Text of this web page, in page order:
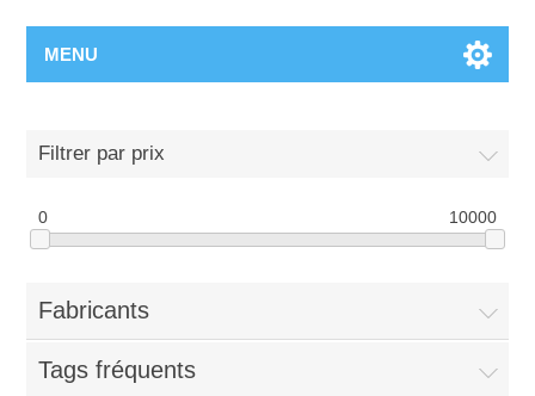
MENU
Filtrer par prix
0 10000
Fabricants
Tags fréquents